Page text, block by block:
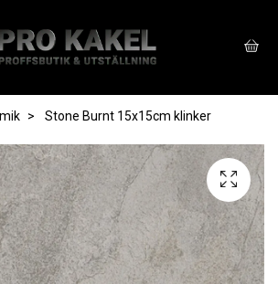
Stone Burnt 15x15cm klinker